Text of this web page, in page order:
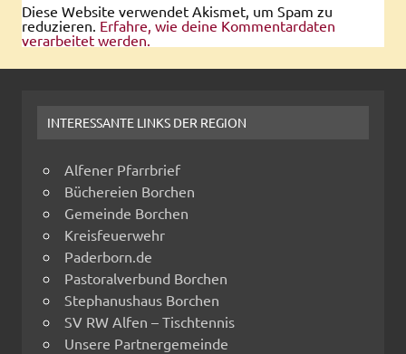
Diese Website verwendet Akismet, um Spam zu
reduzieren. Erfahre, wie deine Kommentardaten
verarbeitet werden.
INTERESSANTE LINKS DER REGION
Alfener Pfarrbrief
Büchereien Borchen
Gemeinde Borchen
Kreisfeuerwehr
Paderborn.de
Pastoralverbund Borchen
Stephanushaus Borchen
SV RW Alfen – Tischtennis
Unsere Partnergemeinde